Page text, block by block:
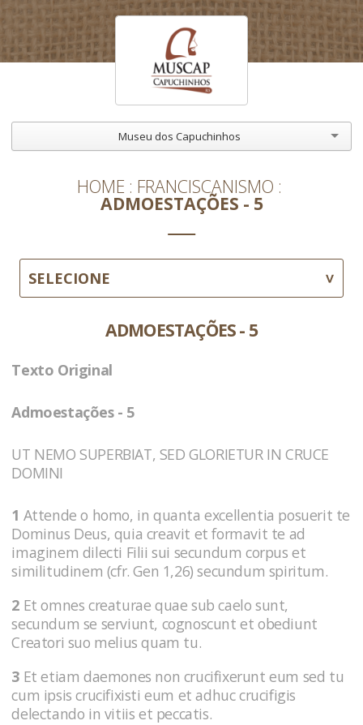
Museu dos Capuchinhos
HOME FRANCISCANISMO
ADMOESTAÇÕES - 5
SELECIONE
ADMOESTAÇÕES - 5
Texto Original
Admoestações - 5
UT NEMO SUPERBIAT, SED GLORIETUR IN CRUCE
DOMINI
1 Attende o homo, in quanta excellentia posuerit te
Dominus Deus, quia creavit et formavit te ad
imaginem dilecti Filii sui secundum corpus et
similitudinem (cfr. Gen 1,26) secundum spiritum.
2 Et omnes creaturae quae sub caelo sunt,
secundum se serviunt, cognoscunt et obediunt
Creatori suo melius quam tu.
3 Et etiam daemones non crucifixerunt eum sed tu
cum ipsis crucifixisti eum et adhuc crucifigis
delectando in vitiis et peccatis.